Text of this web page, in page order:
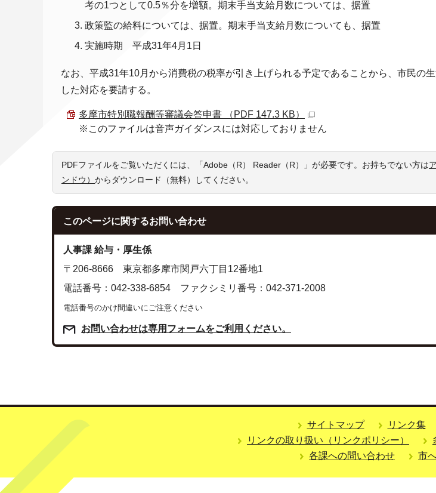
考の1つとして0.5％分を増額。期末手当支給月数については、据置
政策監の給料については、据置。期末手当支給月数についても、据置
実施時期 平成31年4月1日
なお、平成31年10月から消費税の税率が引き上げられる予定であることから、市民の
した対応を要請する。
多摩市特別職報酬等審議会答申書 （PDF 147.3 KB）
※このファイルは音声ガイダンスには対応しておりません
PDFファイルをご覧いただくには、「Adobe（R） Reader（R）」が必要です。お持ちでない方は
ンドウ） からダウンロード（無料）してください。
このページに関するお問い合わせ
人事課 給与・厚生係
〒206-8666 東京都多摩市関戸六丁目12番地1
電話番号：042-338-6854 ファクシミリ番号：042-371-2008
電話番号のかけ間違いにご注意ください
お問い合わせは専用フォームをご利用ください。
サイトマップ リンク集
リンクの取り扱い（リンクポリシー）
各課への問い合わせ
市